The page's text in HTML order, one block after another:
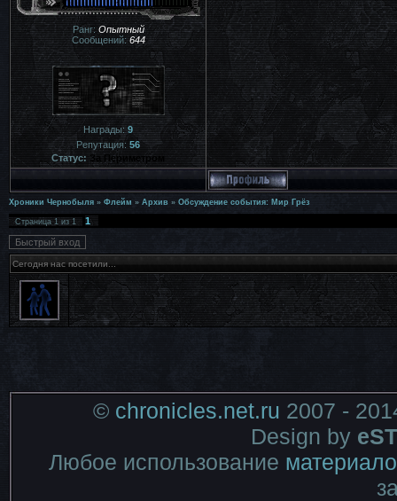
Ранг:Опытный
Сообщений:644
Награды:9
Репутация: 56
Статус: За Периметром
Хроники Чернобыля » Флейм » Архив » Обсуждение события: Мир Грёз
Страница1из1 1
Сегодня нас посетили...
© chronicles.net.ru 2007 -
Design by
Любое использование